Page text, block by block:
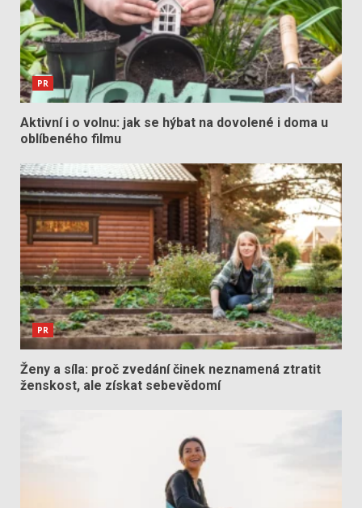
PR
Aktivní i o volnu: jak se hýbat na dovolené i doma u
oblíbeného filmu
PR
Ženy a síla: proč zvedání činek neznamená ztratit
ženskost, ale získat sebevědomí